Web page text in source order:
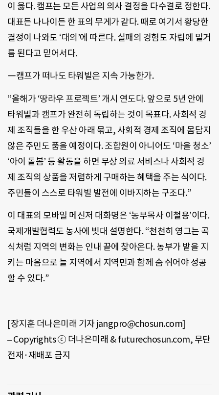
이 옳다. 캠프는 모든 사업의 의사 결정을 다수결로 정한다.
대표든 나나이든 한 표의 무게가 같다. 때로 여기서 황당한
결정이 나와도 ‘대의’에 따른다. 실패의 경험도 자립에 밑거
름 된다고 믿어서다.
―캠프가 떠나도 타워빌은 지속 가능한가.
“올해가 ‘땅라우 프로젝트’ 개시 연도다. 앞으로 5년 안에
타워빌과 캠프가 완전히 독립하는 것이 목표다. 사회적 경
제 조직들을 한 우산 아래 묶고, 사회적 경제 조직에 몸담지
않은 주민도 품을 예정이다. 조합원이 아니어도 ‘마을 청소’
‘아이 돌봄’ 등 활동을 하면 무상 의료 서비스나 사회적 경
제 조직의 상품을 저렴하게 구매하는 혜택을 주는 식이다.
주민들이 스스로 타워빌 발전에 이바지하는 구조다.”
이 대표의 모바일 메신저 대화명은 ‘농부목사 이철용’이다.
국제개발협력도 농사에 빗대 설명한다. “천천히 영그는 곡
식처럼 지역의 변화는 인내 끝에 찾아온다. 농부가 밭을 지
키는 마음으로 늘 지역에서 지역민과 함께 숨 쉬어야 성공
할 수 있다.”
[장지훈 더나은미래 기자 jangpro@chosun.com]
– Copyrights ⓒ 더나은미래 & futurechosun.com, 무단
전재·재배포 금지